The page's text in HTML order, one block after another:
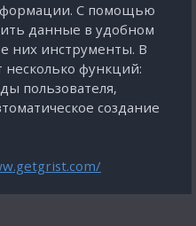
С помощью
данные в удобном
них инструменты. В
несколько функций:
пользователя,
создание